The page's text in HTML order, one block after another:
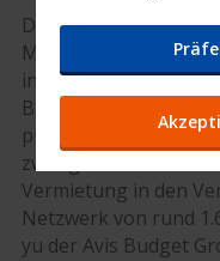
Die Budget
Mietwagenmarken
in mehr als 120
Branchenführer im
preisbewusste
zweitgrößte
Vermietung in den
Netzwerk von rund
yu der Avis Budget